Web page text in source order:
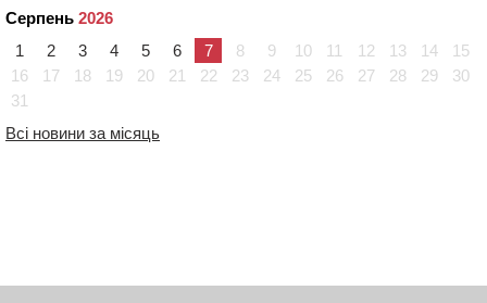
Серпень 2026
1
2 3 4 5 6 7 8 9 10 11 12 13 14
15
16
17 18 19 20 21 22 23 24 25 26 27 28 29
30
31
Всі новини за місяць